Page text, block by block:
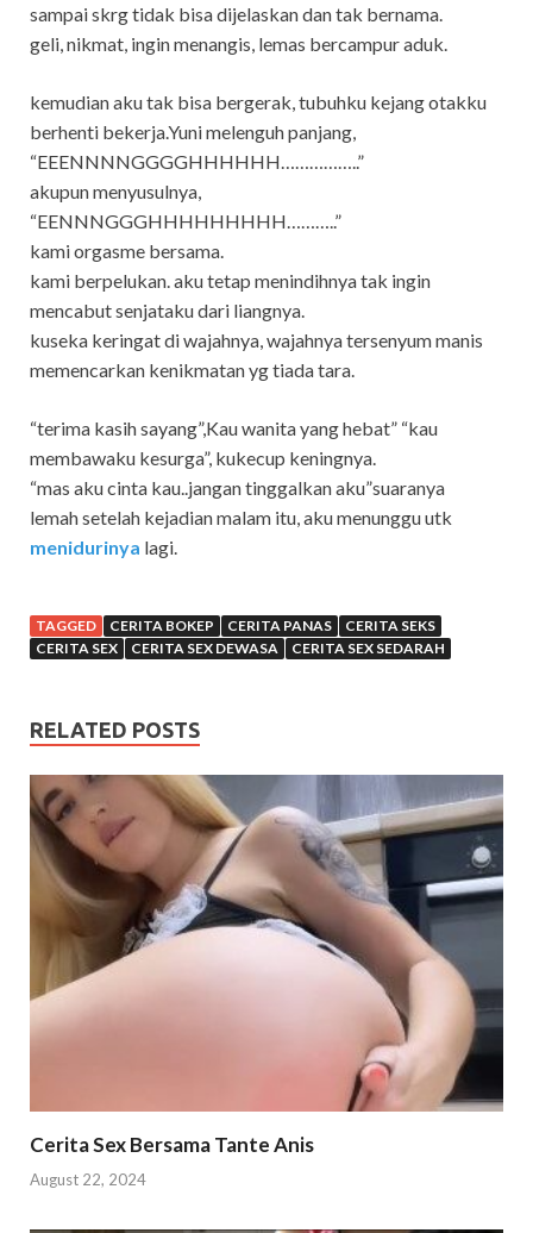
sampai skrg tidak bisa dijelaskan dan tak bernama.
geli, nikmat, ingin menangis, lemas bercampur aduk.
kemudian aku tak bisa bergerak, tubuhku kejang otakku
berhenti bekerja.Yuni melenguh panjang,
“EEENNNNGGGGHHHHHH……………..”
akupun menyusulnya,
“EENNNGGGHHHHHHHHH………..”
kami orgasme bersama.
kami berpelukan. aku tetap menindihnya tak ingin
mencabut senjataku dari liangnya.
kuseka keringat di wajahnya, wajahnya tersenyum manis
memencarkan kenikmatan yg tiada tara.
“terima kasih sayang”,Kau wanita yang hebat” “kau
membawaku kesurga”, kukecup keningnya.
“mas aku cinta kau..jangan tinggalkan aku”suaranya
lemah setelah kejadian malam itu, aku menunggu utk
menidurinya lagi.
TAGGED CERITA BOKEP CERITA PANAS
CERITA SEKS
CERITA SEX
CERITA SEX DEWASA CERITA SEX SEDARAH
RELATED POSTS
Cerita Sex Bersama Tante Anis
August 22, 2024